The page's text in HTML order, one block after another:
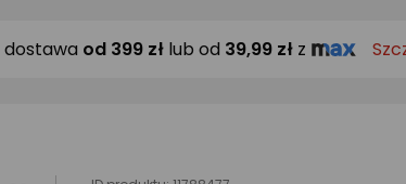
od 399 zł lub od 39,99 zł z